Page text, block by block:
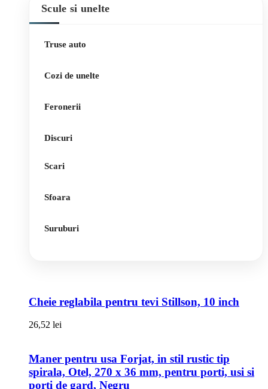
Scule si unelte
Truse auto
Cozi de unelte
Feronerii
Discuri
Scari
Sfoara
Suruburi
Cheie reglabila pentru tevi Stillson, 10 inch
26,52 lei
Maner pentru usa Forjat, in stil rustic tip
spirala, Otel, 270 x 36 mm, pentru porti, usi si
porti de gard, Negru